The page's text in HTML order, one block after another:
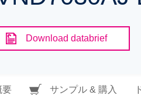
Download databrief
要 サンプル & 購入